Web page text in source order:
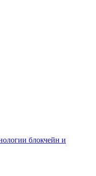
блокчейн и